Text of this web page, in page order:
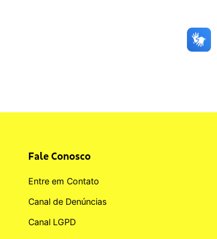
Fale Conosco
Entre em Contato
Canal de Denúncias
Canal LGPD